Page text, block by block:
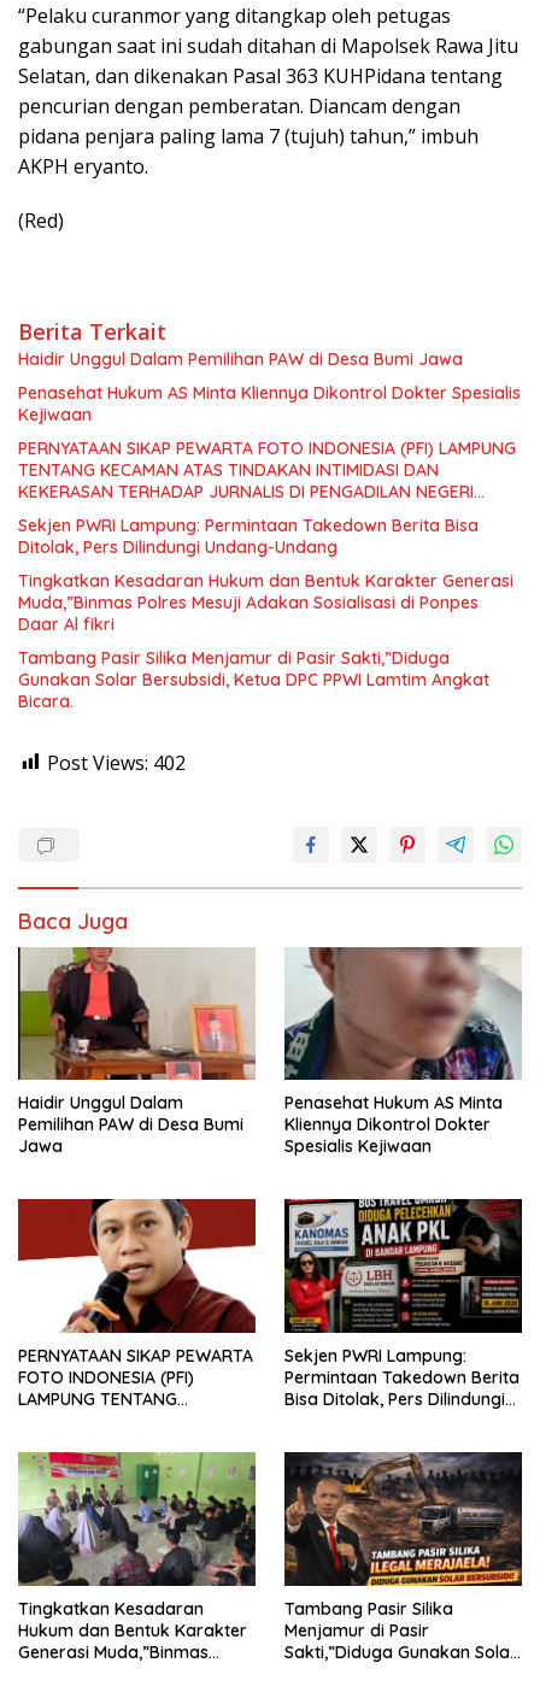
“Pelaku curanmor yang ditangkap oleh petugas
gabungan saat ini sudah ditahan di Mapolsek Rawa Jitu
Selatan, dan dikenakan Pasal 363 KUHPidana tentang
pencurian dengan pemberatan. Diancam dengan
pidana penjara paling lama 7 (tujuh) tahun,” imbuh
AKPH eryanto.
(Red)
Berita Terkait
Haidir Unggul Dalam Pemilihan PAW di Desa Bumi Jawa
Penasehat Hukum AS Minta Kliennya Dikontrol Dokter Spesialis
Kejiwaan
PERNYATAAN SIKAP PEWARTA FOTO INDONESIA (PFI) LAMPUNG
TENTANG KECAMAN ATAS TINDAKAN INTIMIDASI DAN
KEKERASAN TERHADAP JURNALIS DI PENGADILAN NEGERI
Sekjen PWRI Lampung: Permintaan Takedown Berita Bisa
Ditolak, Pers Dilindungi Undang-Undang
Tingkatkan Kesadaran Hukum dan Bentuk Karakter Generasi
Muda,”Binmas Polres Mesuji Adakan Sosialisasi di Ponpes
Daar Al fikri
Tambang Pasir Silika Menjamur di Pasir Sakti,”Diduga
Gunakan Solar Bersubsidi, Ketua DPC PPWI Lamtim Angkat
Bicara.
Post Views: 402
Baca Juga
Haidir Unggul Dalam
Pemilihan PAW di Desa Bumi
Jawa
Penasehat Hukum AS Minta
Kliennya Dikontrol Dokter
Spesialis Kejiwaan
PERNYATAAN SIKAP PEWARTA
FOTO INDONESIA (PFI)
LAMPUNG TENTANG
TERHADAP JURNALIS DI
PENGADILAN NEGERI
TANJUNG KARANG.
Sekjen PWRI Lampung:
Permintaan Takedown Berita
Bisa Ditolak, Pers Dilindungi
Tingkatkan Kesadaran
Hukum dan Bentuk Karakter
Generasi Muda,”Binmas
Tambang Pasir Silika
Menjamur di Pasir
Sakti,”Diduga Gunakan Solar